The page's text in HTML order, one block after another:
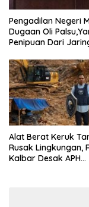
Pengadilan Negeri
Dugaan Oli
Penipuan Dari
Alat Berat Keruk
Rusak Lingkungan,
Kalbar Desak APH